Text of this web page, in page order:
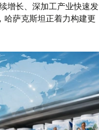
增长、深加工产业快速发
萨克斯坦正着力构建更